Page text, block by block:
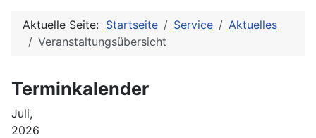
Aktuelle Seite: Startseite Service
Aktuelles
Veranstaltungsübersicht
Terminkalender
Juli,
2026